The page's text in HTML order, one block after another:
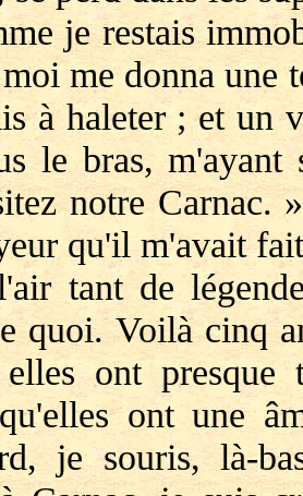
je restais
me donna une
à haleter ; et un
le bras,
notre Carnac.
qu'il m'avait
tant de
quoi. Voilà cinq
elles ont
ont une
je souris, là-